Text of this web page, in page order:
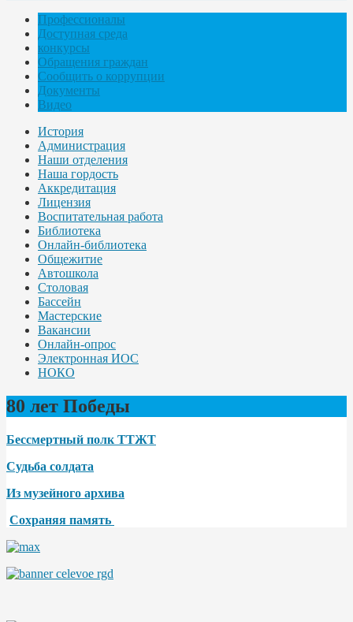
Профессионалы
Доступная среда
конкурсы
Обращения граждан
Сообщить о коррупции
Документы
Видео
История
Администрация
Наши отделения
Наша гордость
Аккредитация
Лицензия
Воспитательная работа
Библиотека
Онлайн-библиотека
Общежитие
Автошкола
Столовая
Бассейн
Мастерские
Вакансии
Онлайн-опрос
Электронная ИОС
НОКО
80 лет Победы
Бессмертный полк ТТЖТ
Судьба солдата
Из музейного архива
Сохраняя память